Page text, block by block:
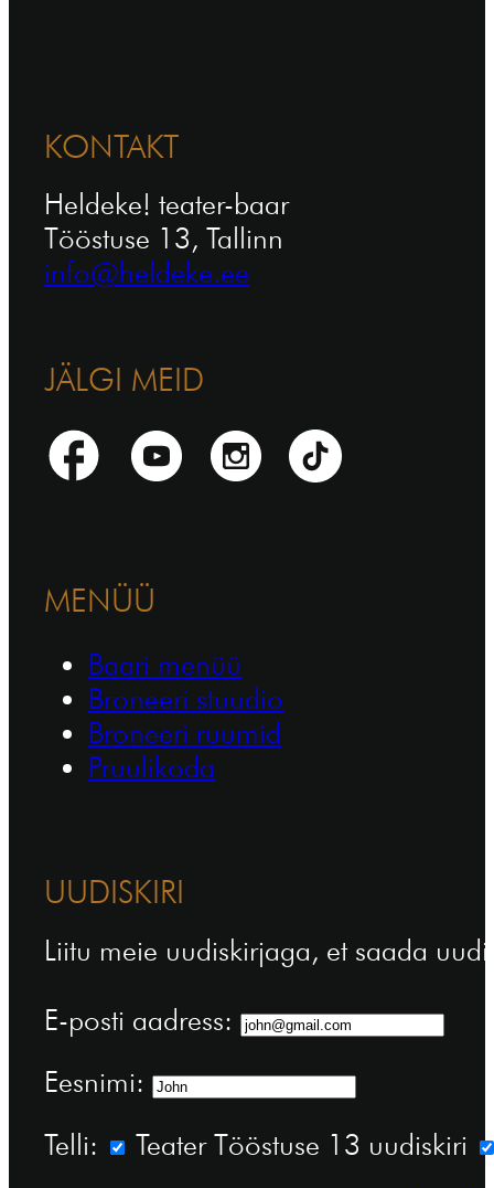
KONTAKT
Heldeke! teater-baar
Tööstuse 13, Tallinn
info@heldeke.ee
JÄLGI MEID
MENÜÜ
Baari menüü
Broneeri stuudio
Broneeri ruumid
Pruulikoda
UUDISKIRI
Liitu meie uudiskirjaga, et saada
E-posti aadress:
Eesnimi:
Telli:
Teater Tööstuse 13 uudiskiri